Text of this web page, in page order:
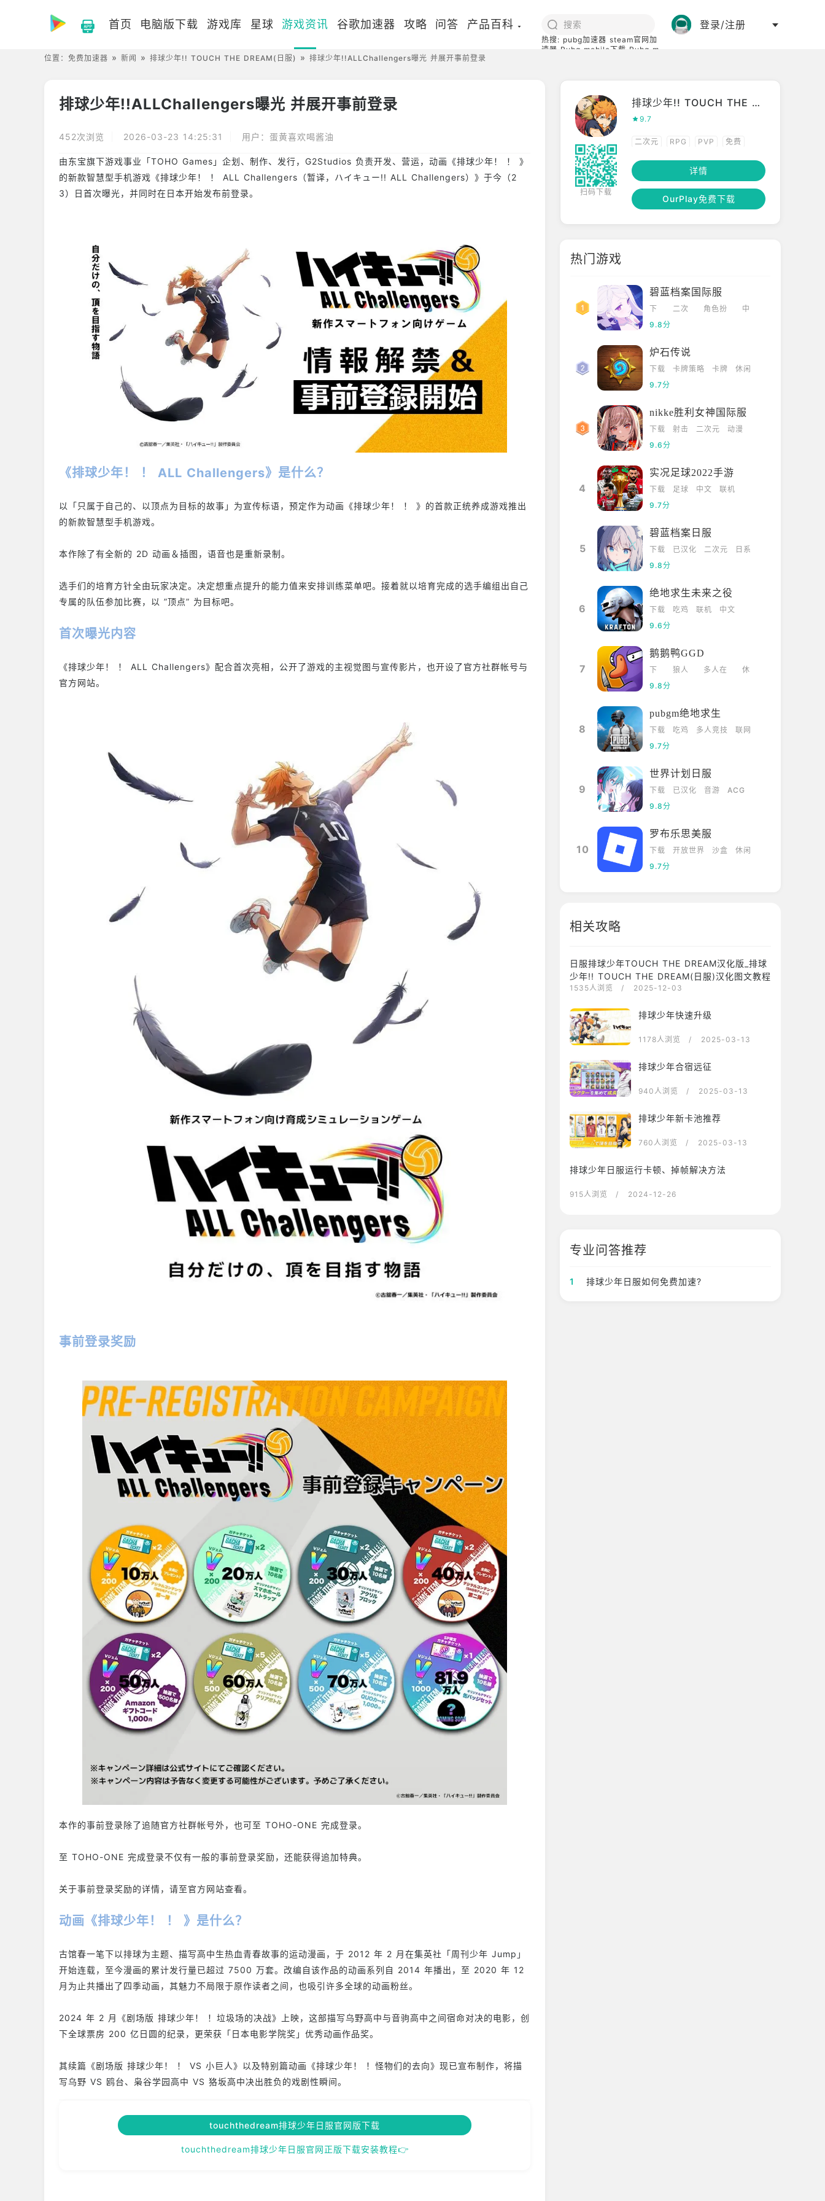
首页 电脑版下载 游戏库 星球 游戏资讯 谷歌加速器 攻略 问答 产品百科
热搜: pubg加速器 steam官网加
速器 Pubg mobile下载 Pubg m
登录/注册
位置： 免费加速器 新闻 排球少年!! TOUCH THE DREAM(日服) 排球少年!!ALLChallengers曝光 并展开事前登录
排球少年!!ALLChallengers曝光 并展开事前登录
452次浏览 2026-03-23 14:25:31 用户：蛋黄喜欢喝酱油
由东宝旗下游戏事业「TOHO Games」企划、制作、发行，G2Studios 负责开发、营运，动画《排球少年！ ！ 》
的新款智慧型手机游戏《排球少年！ ！ ALL Challengers（暂译，ハイキュー!! ALL Challengers）》于今（2
3）日首次曝光，并同时在日本开始发布前登录。
《排球少年！ ！ ALL Challengers》是什么？
以「只属于自己的、以顶点为目标的故事」为宣传标语，预定作为动画《排球少年！ ！ 》的首款正统养成游戏推出
的新款智慧型手机游戏。
本作除了有全新的 2D 动画＆插图，语音也是重新录制。
选手们的培育方针全由玩家决定。决定想重点提升的能力值来安排训练菜单吧。接着就以培育完成的选手编组出自己
专属的队伍参加比赛，以 ”顶点” 为目标吧。
首次曝光内容
《排球少年！ ！ ALL Challengers》配合首次亮相，公开了游戏的主视觉图与宣传影片，也开设了官方社群帐号与
官方网站。
事前登录奖励
本作的事前登录除了追随官方社群帐号外，也可至 TOHO-ONE 完成登录。
至 TOHO-ONE 完成登录不仅有一般的事前登录奖励，还能获得追加特典。
关于事前登录奖励的详情，请至官方网站查看。
动画《排球少年！ ！ 》是什么？
古馆春一笔下以排球为主题、描写高中生热血青春故事的运动漫画，于 2012 年 2 月在集英社「周刊少年 Jump」
开始连载，至今漫画的累计发行量已超过 7500 万套。改编自该作品的动画系列自 2014 年播出，至 2020 年 12
月为止共播出了四季动画，其魅力不局限于原作读者之间，也吸引许多全球的动画粉丝。
2024 年 2 月《剧场版 排球少年！ ！垃圾场的决战》上映，这部描写乌野高中与音驹高中之间宿命对决的电影，创
下全球票房 200 亿日圆的纪录，更荣获「日本电影学院奖」优秀动画作品奖。
其续篇《剧场版 排球少年！ ！ VS 小巨人》以及特别篇动画《排球少年！ ！怪物们的去向》现已宣布制作，将描
写乌野 VS 鸥台、枭谷学园高中 VS 狢坂高中决出胜负的戏剧性瞬间。
touchthedream排球少年日服官网版下载
touchthedream排球少年日服官网正版下载安装教程👉
扫码下载
排球少年!! TOUCH THE DREAM(日服)
9.7
二次元 RPG PVP 免费
联网 详情
OurPlay免费下载
热门游戏
碧蓝档案国际服
下
载
二次
角色扮
中
9.8分
炉石传说
下载 卡牌策略 卡牌
休闲
9.7分
nikke胜利女神国际服
下载 射击 二次元
动漫
9.6分
4
实况足球2022手游
下载 足球 中文
联机
9.7分
5
碧蓝档案日服
下载 已汉化 二次元
日系
9.8分
6
绝地求生未来之役
下载 吃鸡 联机
中文
9.6分
7
鹅鹅鸭GGD
下
载
狼人
多人在
休
9.8分
8
pubgm绝地求生
下载 吃鸡 多人竞技
联网
9.7分
9
世界计划日服
下载 已汉化 音游
ACG
9.8分
10
罗布乐思美服
下载 开放世界 沙盒
休闲
9.7分
相关攻略
日服排球少年TOUCH THE DREAM汉化版_排球
少年!! TOUCH THE DREAM(日服)汉化图文教程
1535人浏览 / 2025-12-03
排球少年快速升级
1178人浏览 / 2025-03-13
排球少年合宿远征
940人浏览 / 2025-03-13
排球少年新卡池推荐
760人浏览 / 2025-03-13
排球少年日服运行卡顿、掉帧解决方法
915人浏览 / 2024-12-26
专业问答推荐
1 排球少年日服如何免费加速?